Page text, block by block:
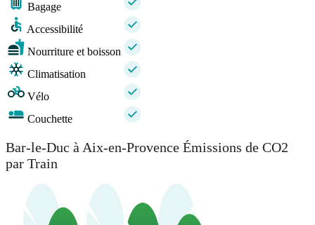
Bagage
Accessibilité
Nourriture et boisson
Climatisation
Vélo
Couchette
Bar-le-Duc à Aix-en-Provence Émissions de CO2
par Train